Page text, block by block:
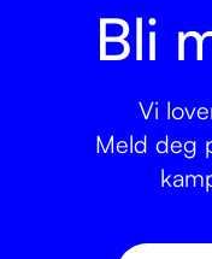
Bli
Vi
Meld deg